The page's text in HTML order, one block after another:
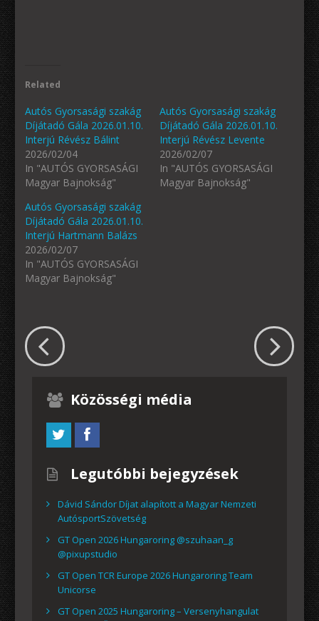
Related
Autós Gyorsasági szakág
Díjátadó Gála 2026.01.10.
Interjú Révész Bálint
2026/02/04
In "AUTÓS GYORSASÁGI
Magyar Bajnokság"
Autós Gyorsasági szakág
Díjátadó Gála 2026.01.10.
Interjú Révész Levente
2026/02/07
In "AUTÓS GYORSASÁGI
Magyar Bajnokság"
Autós Gyorsasági szakág
Díjátadó Gála 2026.01.10.
Interjú Hartmann Balázs
2026/02/07
In "AUTÓS GYORSASÁGI
Magyar Bajnokság"
Közösségi média
Legutóbbi bejegyzések
Dávid Sándor Díjat alapított a Magyar Nemzeti
AutósportSzövetség
GT Open 2026 Hungaroring @szuhaan_g
@pixupstudio
GT Open TCR Europe 2026 Hungaroring Team
Unicorse
GT Open 2025 Hungaroring – Versenyhangulat